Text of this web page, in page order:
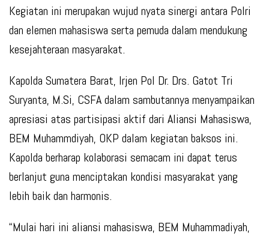
Kegiatan ini merupakan wujud nyata sinergi antara Polri
dan elemen mahasiswa serta pemuda dalam mendukung
kesejahteraan masyarakat.
Kapolda Sumatera Barat, Irjen Pol Dr. Drs. Gatot Tri
Suryanta, M.Si, CSFA dalam sambutannya menyampaikan
apresiasi atas partisipasi aktif dari Aliansi Mahasiswa,
BEM Muhammdiyah, OKP dalam kegiatan baksos ini.
Kapolda berharap kolaborasi semacam ini dapat terus
berlanjut guna menciptakan kondisi masyarakat yang
lebih baik dan harmonis.
“Mulai hari ini aliansi mahasiswa, BEM Muhammadiyah,